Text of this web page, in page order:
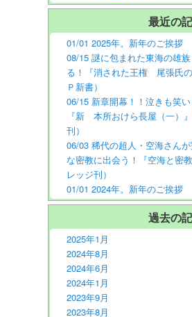
最近の
01/01 2025年。新年のご挨拶
08/15 謎に包まれた東海の雄
る！『消された王権 尾張氏
Ｐ新書）
06/15 新章開幕！！泣きも笑
『新 本所おけら長屋（一）
刊）
06/03 稀代の超人・空海さん
な密教に出会う！『空海と密
レッジ刊）
01/01 2024年。新年のご挨拶
過去の
2025年1月
2024年8月
2024年6月
2024年1月
2023年9月
2023年8月